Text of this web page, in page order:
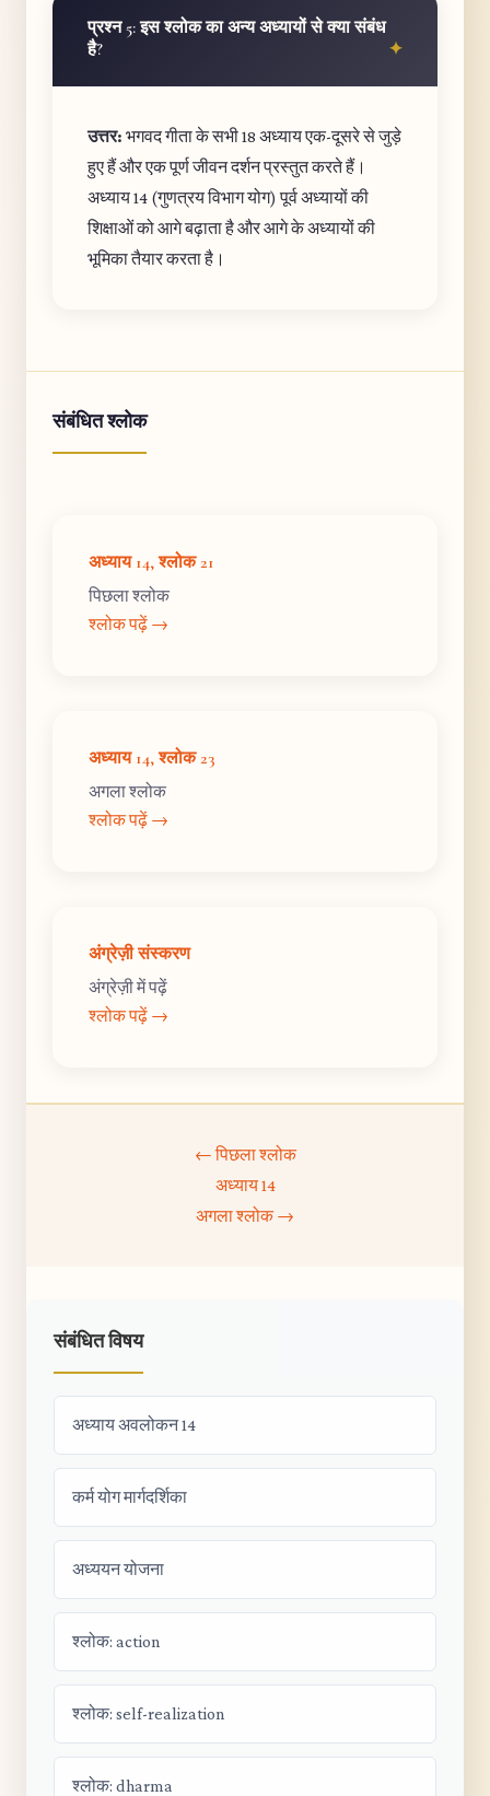
प्रश्न 5: इस श्लोक का अन्य अध्यायों से क्या संबंध
है?
उत्तर: भगवद गीता के सभी 18 अध्याय एक-दूसरे से जुड़े
हुए हैं और एक पूर्ण जीवन दर्शन प्रस्तुत करते हैं।
अध्याय 14 (गुणत्रय विभाग योग) पूर्व अध्यायों की
शिक्षाओं को आगे बढ़ाता है और आगे के अध्यायों की
भूमिका तैयार करता है।
संबंधित श्लोक
अध्याय 14, श्लोक 21
पिछला श्लोक
श्लोक पढ़ें →
अध्याय 14, श्लोक 23
अगला श्लोक
श्लोक पढ़ें →
अंग्रेज़ी संस्करण
अंग्रेज़ी में पढ़ें
श्लोक पढ़ें →
← पिछला श्लोक
अध्याय 14
अगला श्लोक →
संबंधित विषय
अध्याय अवलोकन 14
कर्म योग मार्गदर्शिका
अध्ययन योजना
श्लोक: action
श्लोक: self-realization
श्लोक: dharma